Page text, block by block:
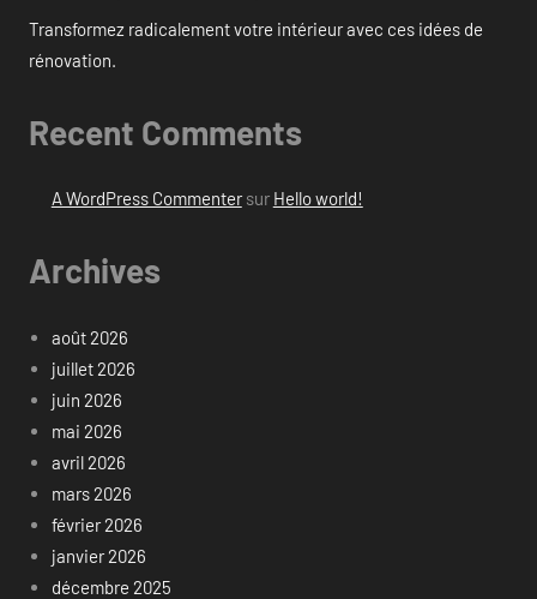
Transformez radicalement votre intérieur avec ces idées de
rénovation.
Recent Comments
A WordPress Commentersur Hello world!
Archives
août 2026
juillet 2026
juin 2026
mai 2026
avril 2026
mars 2026
février 2026
janvier 2026
décembre 2025